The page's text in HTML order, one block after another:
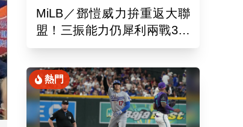
MiLB／鄧愷威力拚重返大聯
盟！三振能力仍犀利兩戰3局
狂飆6K
熱門